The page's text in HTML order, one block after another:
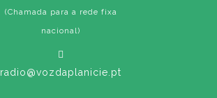
(Chamada para a rede fixa
nacional)
radio@vozdaplanicie.pt